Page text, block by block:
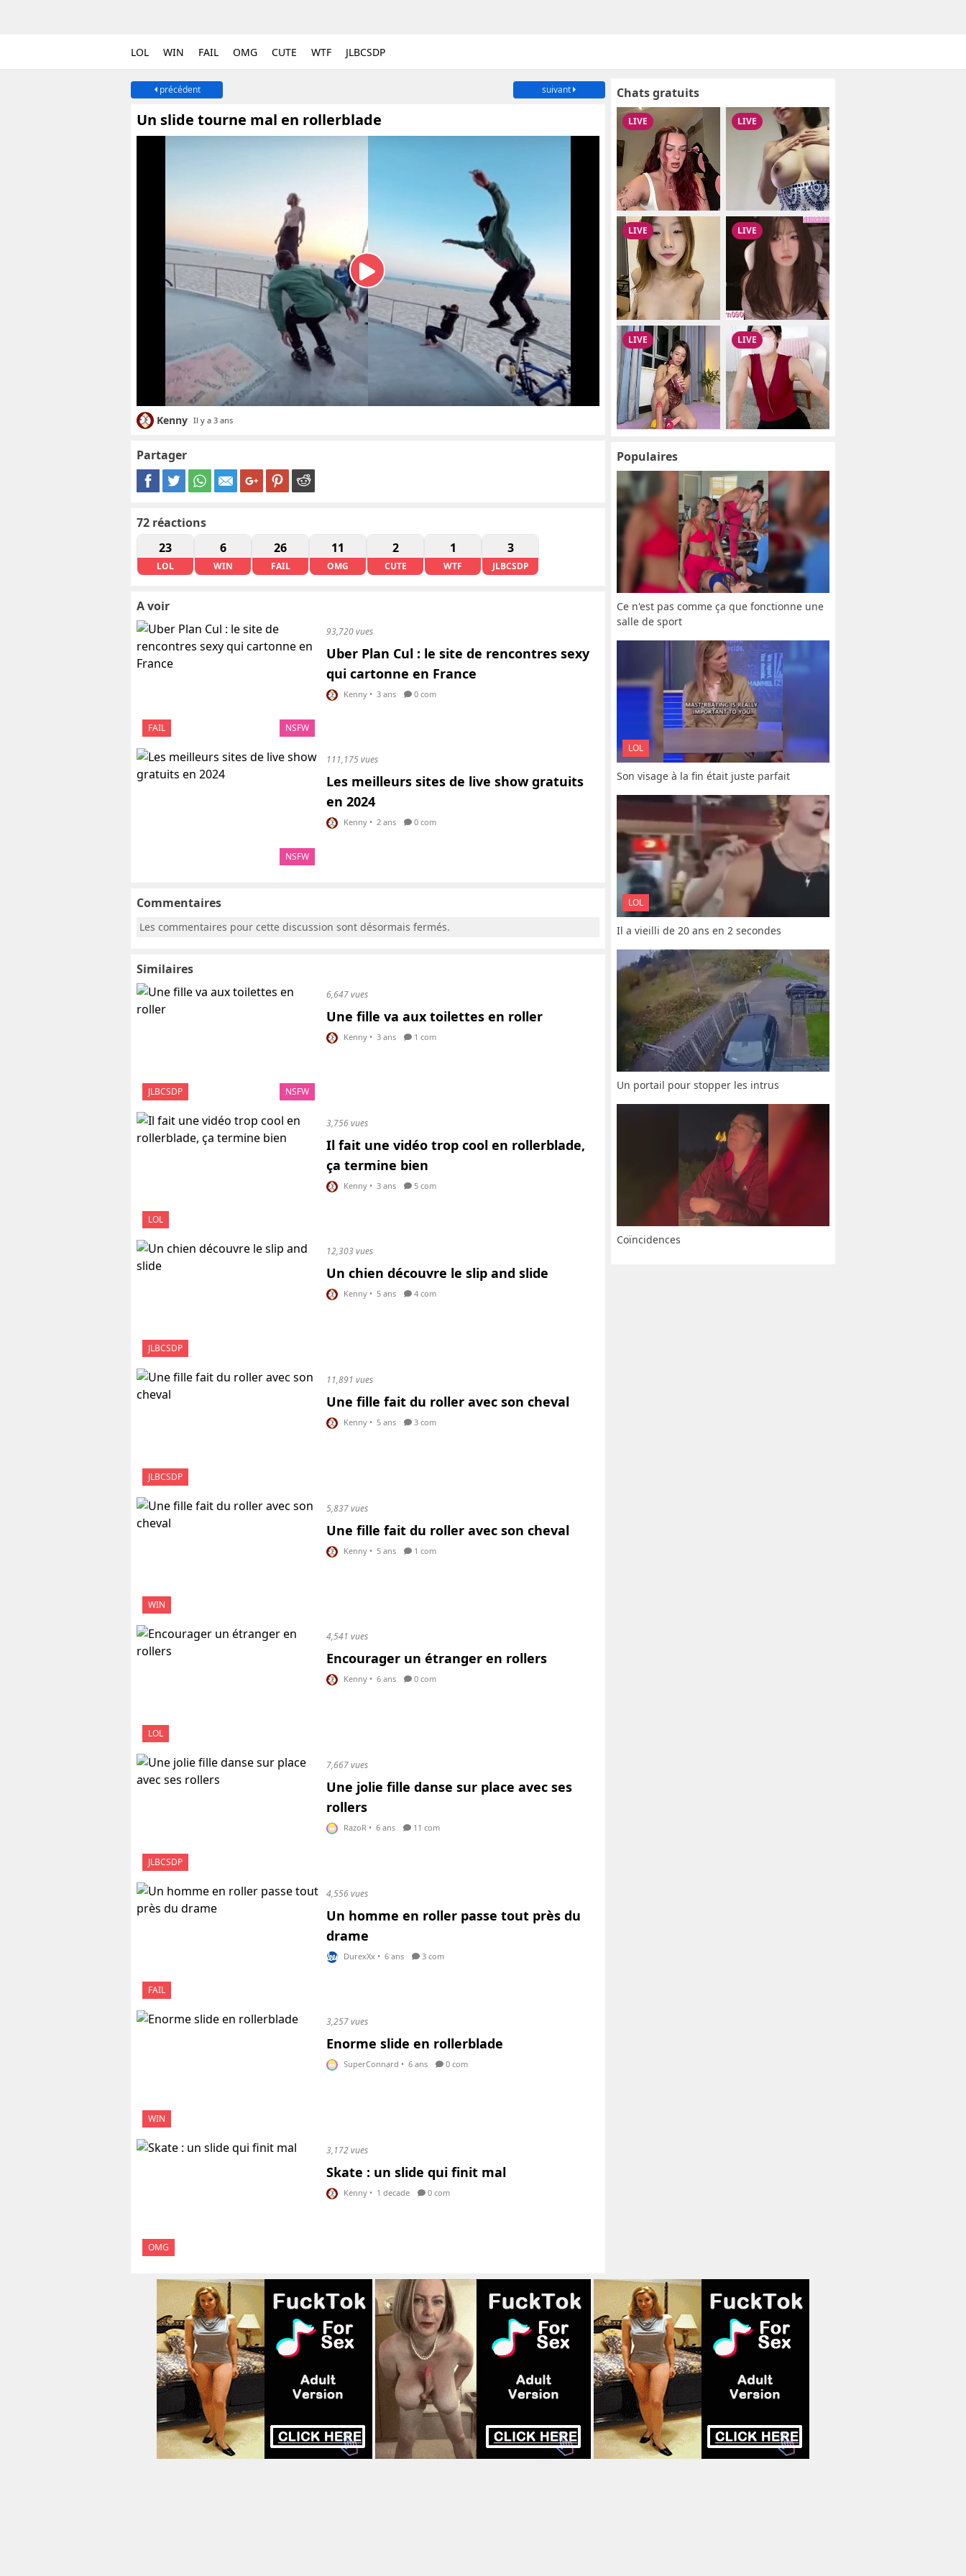
LOL WIN FAIL OMG CUTE WTF JLBCSDP
précédent suivant
Un slide tourne mal en rollerblade
Kenny Il y a 3 ans
Partager
72 réactions
23
LOL
6
WIN
26
FAIL
11
OMG
2
CUTE
1
WTF
3
JLBCSDP
A voir
FAIL NSFW
93,720 vues
Uber Plan Cul : le site de rencontres sexy
qui cartonne en France
Kenny • 3 ans 0 com
NSFW
111,175 vues
Les meilleurs sites de live show gratuits
en 2024
Kenny • 2 ans 0 com
Commentaires
Les commentaires pour cette discussion sont désormais fermés.
Similaires
JLBCSDP NSFW
6,647 vues
Une fille va aux toilettes en roller
Kenny • 3 ans 1 com
LOL
3,756 vues
Il fait une vidéo trop cool en rollerblade,
ça termine bien
Kenny • 3 ans 5 com
JLBCSDP
12,303 vues
Un chien découvre le slip and slide
Kenny • 5 ans 4 com
JLBCSDP
11,891 vues
Une fille fait du roller avec son cheval
Kenny • 5 ans 3 com
WIN
5,837 vues
Une fille fait du roller avec son cheval
Kenny • 5 ans 1 com
LOL
4,541 vues
Encourager un étranger en rollers
Kenny • 6 ans 0 com
JLBCSDP
7,667 vues
Une jolie fille danse sur place avec ses
rollers
RazoR • 6 ans 11 com
FAIL
4,556 vues
Un homme en roller passe tout près du
drame
DurexXx • 6 ans 3 com
WIN
3,257 vues
Enorme slide en rollerblade
SuperConnard • 6 ans 0 com
OMG
3,172 vues
Skate : un slide qui finit mal
Kenny • 1 decade 0 com
Chats gratuits
Populaires
Ce n'est pas comme ça que fonctionne une
salle de sport
LOL
Son visage à la fin était juste parfait
LOL
Il a vieilli de 20 ans en 2 secondes
Un portail pour stopper les intrus
Coïncidences